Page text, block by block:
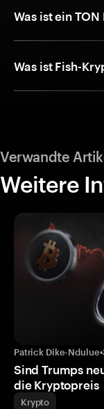
Was ist ein TON
Was ist Fish-
Verwandte
Weitere
Patrick Dike-Ndulue•
Sind Trumps
die Kryptopreis
Krypto